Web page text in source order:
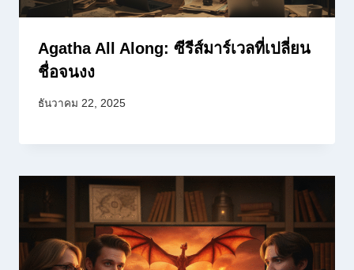
Agatha All Along: ซีรีส์มาร์เวลที่เปลี่ยน
ชื่อจนงง
ธันวาคม 22, 2025